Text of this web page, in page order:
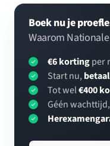
Boek nu je
Waarom
€6 kortingper
Start nu,
Tot wel€400
Géén wachttijd,